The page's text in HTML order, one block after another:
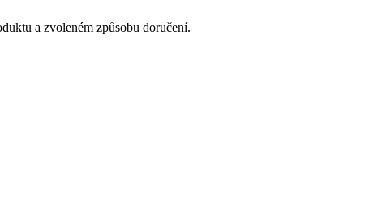
a zvoleném způsobu doručení.